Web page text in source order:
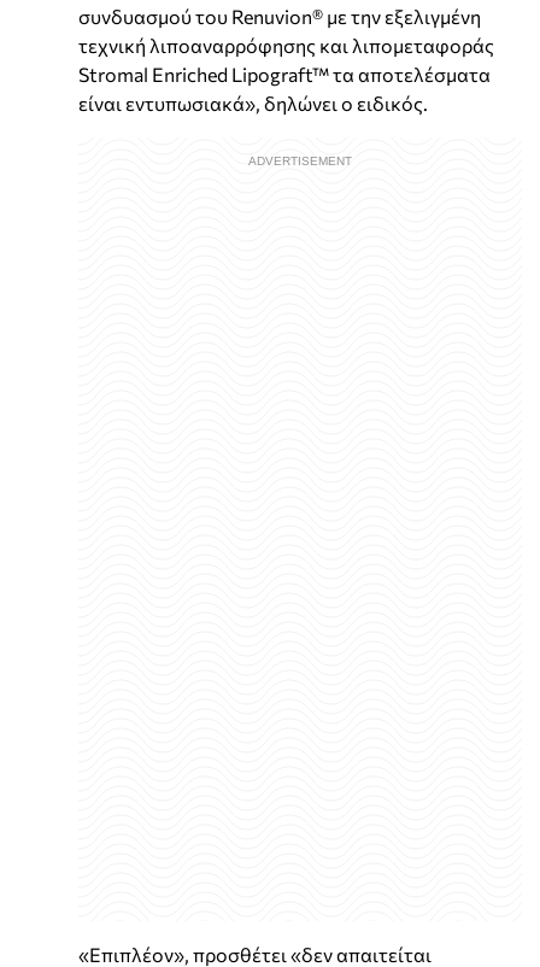
συνδυασμού του Renuvion® με την εξελιγμένη
τεχνική λιποαναρρόφησης και λιπομεταφοράς
Stromal Enriched Lipograft™ τα αποτελέσματα
είναι εντυπωσιακά», δηλώνει ο ειδικός.
«Επιπλέον», προσθέτει «δεν απαιτείται